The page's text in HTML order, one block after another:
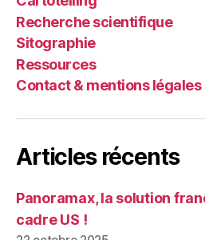
Recherche scientifique
Sitographie
Ressources
Contact & mentions légales
Articles récents
Panoramax, la solution
cadre US !